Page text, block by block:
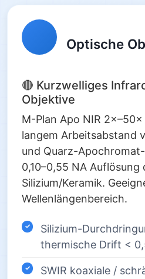
Optische
🔴 Kurzwelliges
Objektive
M-Plan Apo NIR
langem Arbeitsabstand
und Quarz-
0,10–0,55 NA Auflösung
Silizium/Keramik.
Wellenlängenbereich.
Silizium-
thermische Drift <
SWIR koaxiale /